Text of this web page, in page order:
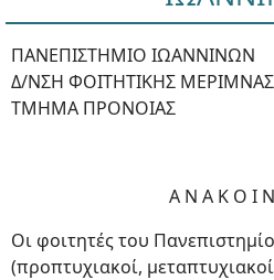
ΠΑΝΕΠΙΣΤΗΜΙΟ ΙΩΑΝΝΙΝΩΝ
Δ/ΝΣΗ ΦΟΙΤΗΤΙΚΗΣ ΜΕΡΙΜΝΑΣ
ΤΜΗΜΑ ΠΡΟΝΟΙΑΣ
A N A K O I
Οι φοιτητές του
(προπτυχιακοί,